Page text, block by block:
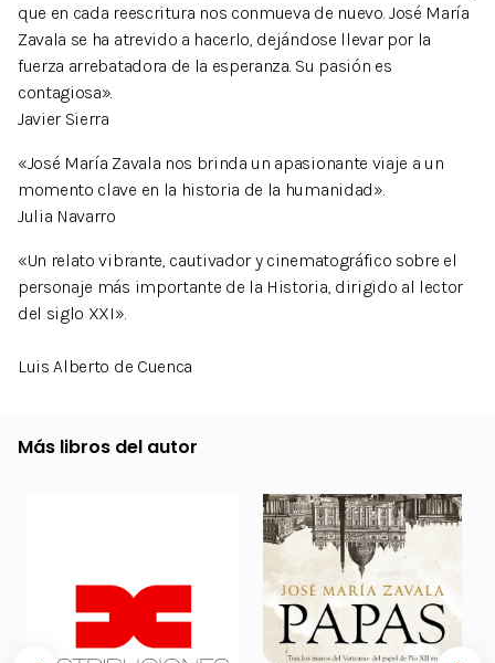
que en cada reescritura nos conmueva de nuevo. José María
Zavala se ha atrevido a hacerlo, dejándose llevar por la
fuerza arrebatadora de la esperanza. Su pasión es
contagiosa».
Javier Sierra
«José María Zavala nos brinda un apasionante viaje a un
momento clave en la historia de la humanidad».
Julia Navarro
«Un relato vibrante, cautivador y cinematográfico sobre el
personaje más importante de la Historia, dirigido al lector
del siglo XXI».
Luis Alberto de Cuenca
Más libros del autor